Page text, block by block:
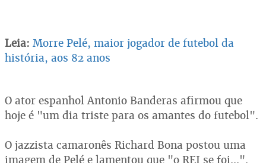
Leia: Morre Pelé, maior jogador de futebol da
história, aos 82 anos
O ator espanhol Antonio Banderas afirmou que
hoje é "um dia triste para os amantes do futebol".
O jazzista camaronês Richard Bona postou uma
imagem de Pelé e lamentou que "o REI se foi...".